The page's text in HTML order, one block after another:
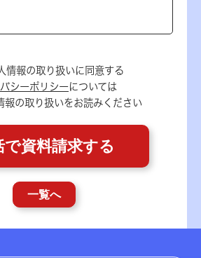
情報の取り扱いに同意する
シーポリシーについては
報の取り扱いをお読みください
一覧へ